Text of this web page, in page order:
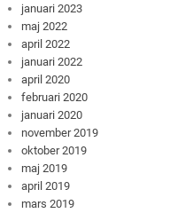
januari 2023
maj 2022
april 2022
januari 2022
april 2020
februari 2020
januari 2020
november 2019
oktober 2019
maj 2019
april 2019
mars 2019